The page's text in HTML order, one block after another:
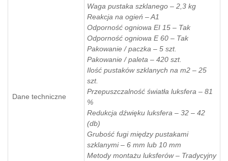
Dane techniczne
Waga pustaka szklanego – 2,3 kg
Reakcja na ogień – A1
Odporność ogniowa EI 15 – Tak
Odporność ogniowa E 60 – Tak
Pakowanie / paczka – 5 szt.
Pakowanie / paleta – 420 szt.
Ilość pustaków szklanych na m2 – 25
szt.
Przepuszczalność światła luksfera – 81
%
Redukcja dźwięku luksfera – 32 – 42
(db)
Grubość fugi między pustakami
szklanymi – 6 mm lub 10 mm
Metody montażu luksferów – Tradycyjny